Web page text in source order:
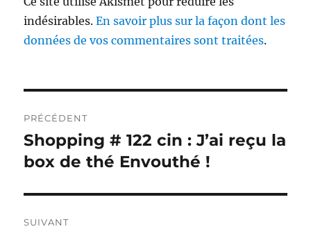
indésirables.En savoir plus sur la façon dont les
données de vos commentaires sont traitées.
de
l’article
PRÉCÉDENT
Publication
précédente :
Shopping # 122 cin : J’ai reçu la
box de thé Envouthé !
SUIVANT